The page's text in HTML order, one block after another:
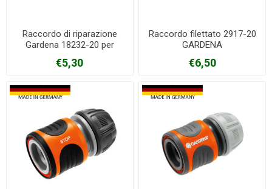
Raccordo di riparazione
Gardena 18232-20 per
€5,30
Raccordo filettato 2917-20
GARDENA
€6,50